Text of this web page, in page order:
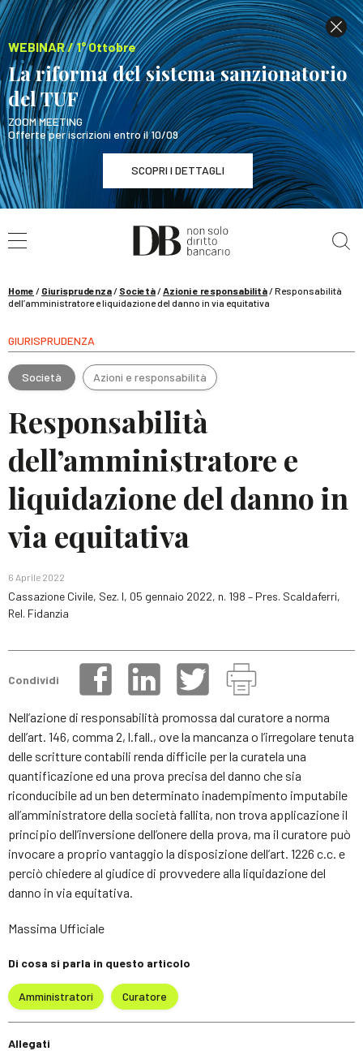
WEBINAR / 1° Ottobre
La riforma del sistema sanzionatorio
del TUF
ZOOM MEETING
Offerte per iscrizioni entro il 10/09
SCOPRI I DETTAGLI
WEBINAR / 1° Ottobre
La riforma del sistema sanzionatorio del TUF
Home / Giurisprudenza/ Società/Azioni e responsabilità/Responsabilità
dell’amministratore e liquidazione del danno in via equitativa
GIURISPRUDENZA
Società Azioni e responsabilità
Responsabilità
dell’amministratore e
liquidazione del danno in
via equitativa
6 Aprile 2022
Cassazione Civile, Sez. I, 05 gennaio 2022, n. 198 – Pres. Scaldaferri,
Rel. Fidanzia
Condividi
Nell’azione di responsabilità promossa dal curatore a norma
dell’art. 146, comma 2, l.fall., ove la mancanza o l’irregolare tenuta
delle scritture contabili renda difficile per la curatela una
quantificazione ed una prova precisa del danno che sia
riconducibile ad un ben determinato inadempimento imputabile
all’amministratore della società fallita, non trova applicazione il
principio dell’inversione dell’onere della prova, ma il curatore può
invocare a proprio vantaggio la disposizione dell’art. 1226 c.c. e
perciò chiedere al giudice di provvedere alla liquidazione del
danno in via equitativa.
Massima Ufficiale
Di cosa si parla in questo articolo
Amministratori Curatore
Allegati